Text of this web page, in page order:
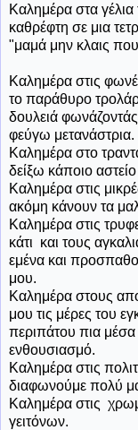
Καλημέρα στα γέλια
καθρέφτη σε μια
"μαμά μην κλαις
Καλημέρα στις
το παράθυρο
δουλειά
φεύγω μετανάστρια.
Καλημέρα στο
δείξω κάποιο αστείο
Καλημέρα στις
ακόμη κάνουν τα
Καλημέρα στις
κάτι και τους
εμένα και
μου.
Καλημέρα στους
μου τις μέρες του
περιπάτου πια
ενθουσιασμό.
Καλημέρα στις
διαφωνούμε πολύ
Καλημέρα στις
γειτόνων.